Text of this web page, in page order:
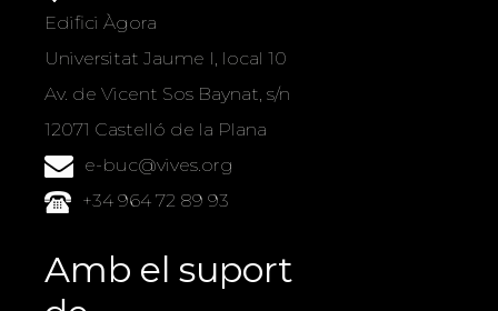
Edifici Àgora
Universitat Jaume I, local 10
Av. de Vicent Sos Baynat, s/n
12071 Castelló de la Plana
e-buc@vives.org
+34 964 72 89 93
Amb el suport